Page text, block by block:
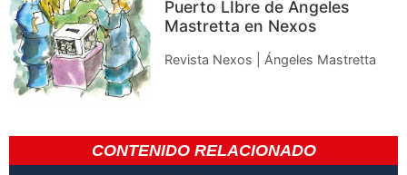
Puerto LIbre de Ángeles
Mastretta en Nexos
Revista Nexos | Ángeles Mastretta
CONTENIDO RELACIONADO